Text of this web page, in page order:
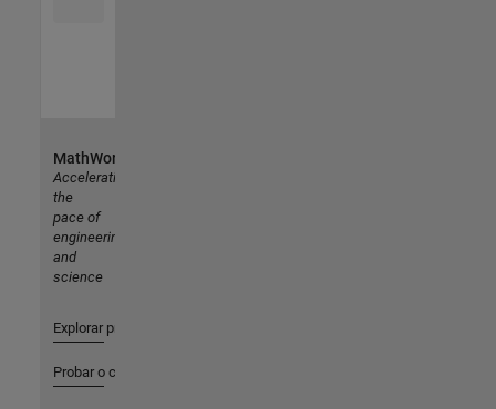
MathWorks
Accelerating
the
pace of
engineering
and
science
Explorar productos
Probar o comprar